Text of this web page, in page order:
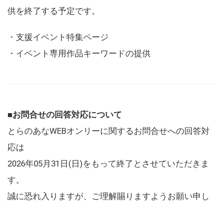
供を終了する予定です。
・支援イベント特集ページ
・イベント専用作品キーワードの提供
■お問合せの回答対応について
とらのあなWEBオンリーに関するお問合せへの回答対
応は
2026年05月31日(日)をもって終了とさせていただきま
す。
誠に恐れ入りますが、ご理解賜りますようお願い申し